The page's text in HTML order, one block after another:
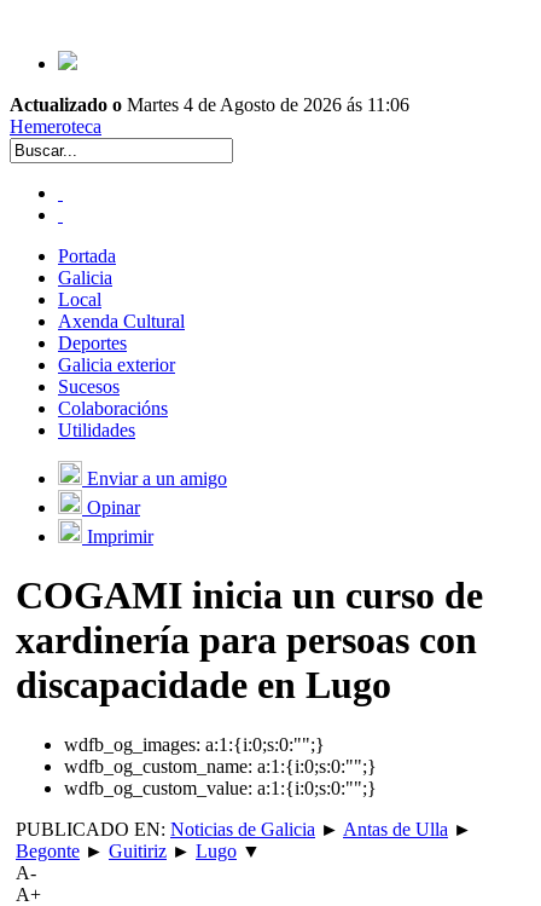
Actualizado o Martes 4 de Agosto de 2026 ás 11:06
Hemeroteca
Portada
Galicia
Local
Axenda Cultural
Deportes
Galicia exterior
Sucesos
Colaboracións
Utilidades
Enviar a un amigo
Opinar
Imprimir
COGAMI inicia un curso de
xardinería para persoas con
discapacidade en Lugo
wdfb_og_images: a:1:{i:0;s:0:"";}
wdfb_og_custom_name: a:1:{i:0;s:0:"";}
wdfb_og_custom_value: a:1:{i:0;s:0:"";}
PUBLICADO EN: Noticias de Galicia ► Antas de Ulla ►
Begonte ► Guitiriz ► Lugo ▼
A-
A+